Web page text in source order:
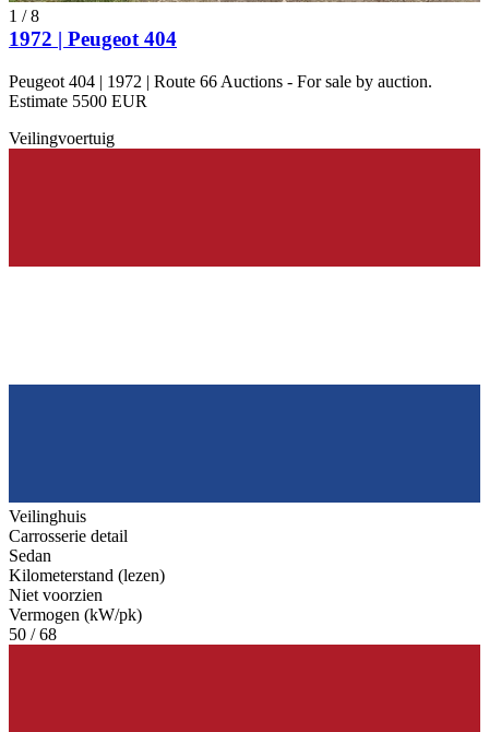
1 /8
1972 | Peugeot 404
Peugeot 404 | 1972 | Route 66 Auctions - For sale by auction.
Estimate 5500 EUR
Veilingvoertuig
Veilinghuis
Carrosserie detail
Sedan
Kilometerstand (lezen)
Niet voorzien
Vermogen (kW/pk)
50 / 68